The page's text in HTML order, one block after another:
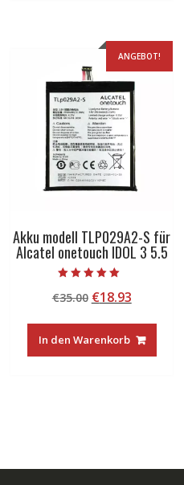
ANGEBOT!
Akku modell TLP029A2-S für
Alcatel onetouch IDOL 3 5.5
5.00
von 5
€35.00 Ursprünglicher
war:
€35.00
€18.93
ist:
€18.93.
In den Warenkorb